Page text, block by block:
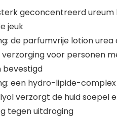
geconcentreerd
jeuk
de parfumvrije lotion urea
voor personen
bevestigd
een hydro-lipide-
verzorgt de huid soepel
tegen uitdroging